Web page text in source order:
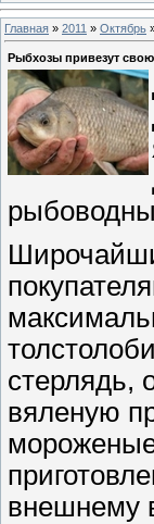
Главная » 2011 » Октябрь
Рыбхозы привезут
стерлядь,
вяленую
внешнему